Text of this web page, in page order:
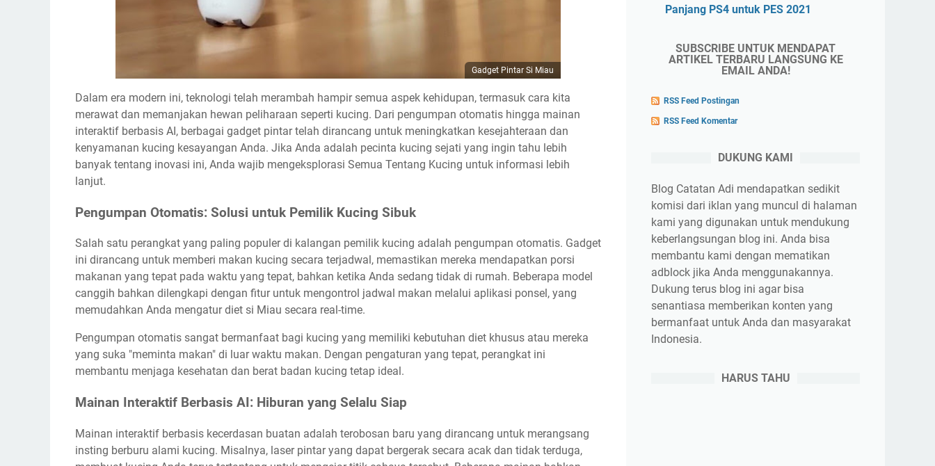
Gadget Pintar Si Miau
Dalam era modern ini, teknologi telah merambah hampir semua aspek kehidupan, termasuk cara kita
merawat dan memanjakan hewan peliharaan seperti kucing. Dari pengumpan otomatis hingga mainan
interaktif berbasis AI, berbagai gadget pintar telah dirancang untuk meningkatkan kesejahteraan dan
kenyamanan kucing kesayangan Anda. Jika Anda adalah pecinta kucing sejati yang ingin tahu lebih
banyak tentang inovasi ini, Anda wajib mengeksplorasi Semua Tentang Kucing untuk informasi lebih
lanjut.
Pengumpan Otomatis: Solusi untuk Pemilik Kucing Sibuk
Salah satu perangkat yang paling populer di kalangan pemilik kucing adalah pengumpan otomatis. Gadget
ini dirancang untuk memberi makan kucing secara terjadwal, memastikan mereka mendapatkan porsi
makanan yang tepat pada waktu yang tepat, bahkan ketika Anda sedang tidak di rumah. Beberapa model
canggih bahkan dilengkapi dengan fitur untuk mengontrol jadwal makan melalui aplikasi ponsel, yang
memudahkan Anda mengatur diet si Miau secara real-time.
Pengumpan otomatis sangat bermanfaat bagi kucing yang memiliki kebutuhan diet khusus atau mereka
yang suka "meminta makan" di luar waktu makan. Dengan pengaturan yang tepat, perangkat ini
membantu menjaga kesehatan dan berat badan kucing tetap ideal.
Mainan Interaktif Berbasis AI: Hiburan yang Selalu Siap
Mainan interaktif berbasis kecerdasan buatan adalah terobosan baru yang dirancang untuk merangsang
insting berburu alami kucing. Misalnya, laser pintar yang dapat bergerak secara acak dan tidak terduga,
Panjang PS4 untuk PES 2021
SUBSCRIBE UNTUK MENDAPAT
ARTIKEL TERBARU LANGSUNG KE
EMAIL ANDA!
RSS Feed Postingan
RSS Feed Komentar
DUKUNG KAMI
Blog Catatan Adi mendapatkan sedikit
komisi dari iklan yang muncul di halaman
kami yang digunakan untuk mendukung
keberlangsungan blog ini. Anda bisa
membantu kami dengan mematikan
adblock jika Anda menggunakannya.
Dukung terus blog ini agar bisa
senantiasa memberikan konten yang
bermanfaat untuk Anda dan masyarakat
Indonesia.
HARUS TAHU